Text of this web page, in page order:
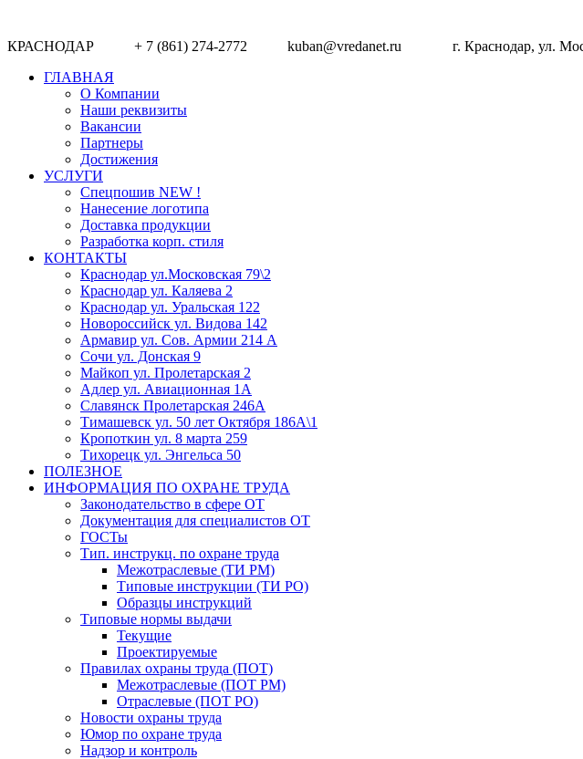
КРАСНОДАР + 7 (861) 274-2772 kuban@vredanet.ru г. Краснодар, ул.
ГЛАВНАЯ
О Компании
Наши реквизиты
Вакансии
Партнеры
Достижения
УСЛУГИ
Спецпошив NEW !
Нанесение логотипа
Доставка продукции
Разработка корп. стиля
КОНТАКТЫ
Краснодар ул.Московская 79\2
Краснодар ул. Каляева 2
Краснодар ул. Уральская 122
Новороссийск ул. Видова 142
Армавир ул. Сов. Армии 214 А
Сочи ул. Донская 9
Майкоп ул. Пролетарская 2
Адлер ул. Авиационная 1А
Славянск Пролетарская 246А
Тимашевск ул. 50 лет Октября 186А\1
Кропоткин ул. 8 марта 259
Тихорецк ул. Энгельса 50
ПОЛЕЗНОЕ
ИНФОРМАЦИЯ ПО ОХРАНЕ ТРУДА
Законодательство в сфере ОТ
Документация для специалистов ОТ
ГОСТы
Тип. инструкц. по охране труда
Межотраслевые (ТИ РМ)
Типовые инструкции (ТИ РО)
Образцы инструкций
Типовые нормы выдачи
Текущие
Проектируемые
Правилах охраны труда (ПОТ)
Межотраслевые (ПОТ РМ)
Отраслевые (ПОТ РО)
Новости охраны труда
Юмор по охране труда
Надзор и контроль